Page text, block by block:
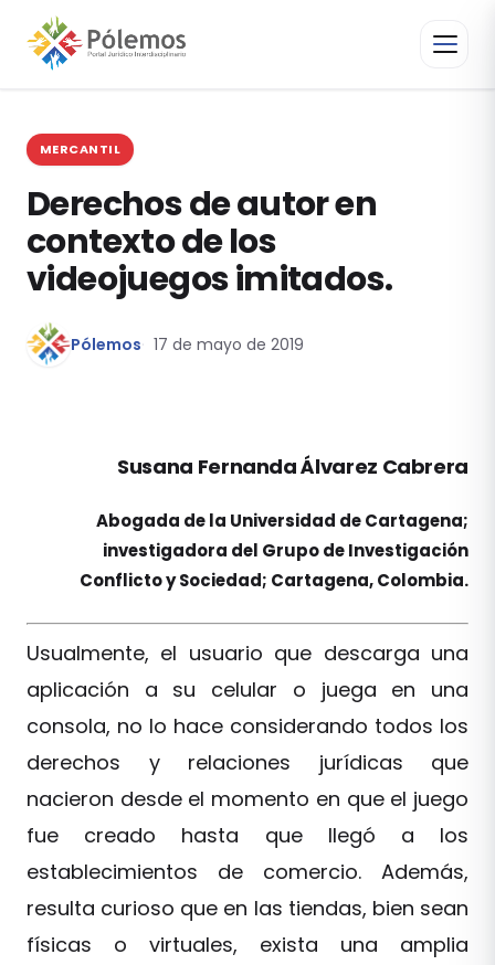
MERCANTIL
Derechos de autor en
contexto de los
videojuegos imitados.
Pólemos 17 de mayo de 2019
Susana Fernanda Álvarez Cabrera
Abogada de la Universidad de Cartagena;
investigadora del Grupo de Investigación
Conflicto y Sociedad; Cartagena, Colombia.
Usualmente, el usuario que descarga una
aplicación a su celular o juega en una
consola, no lo hace considerando todos los
derechos y relaciones jurídicas que
nacieron desde el momento en que el juego
fue creado hasta que llegó a los
establecimientos de comercio. Además,
resulta curioso que en las tiendas, bien sean
físicas o virtuales, exista una amplia